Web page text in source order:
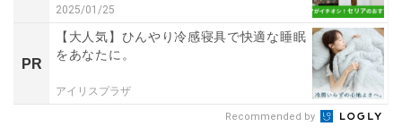
2025/01/25
PR
【大人気】ひんやり冷感寝具で快適な睡眠
をあなたに。
アイリスプラザ
Recommended by